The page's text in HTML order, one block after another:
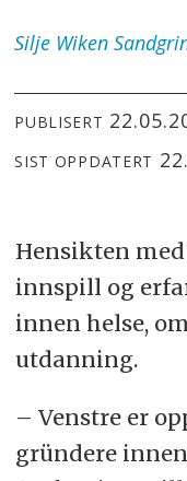
Silje Wiken
PUBLISERT
SIST OPPDATERT
Hensikten
innspill og
innen helse,
utdanning.
– Venstre er
gründere